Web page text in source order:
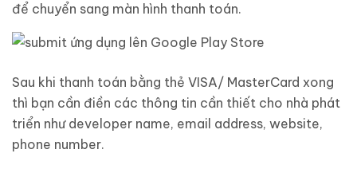
để chuyển sang màn hình thanh toán.
Sau khi thanh toán bằng thẻ VISA/ MasterCard xong
thì bạn cần điền các thông tin cần thiết cho nhà phát
triển như developer name, email address, website,
phone number.